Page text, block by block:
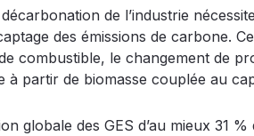
de l’industrie
des émissions de carbone.
combustible, le changement de
à partir de biomasse couplée au
globale des GES d’au mieux 31 %